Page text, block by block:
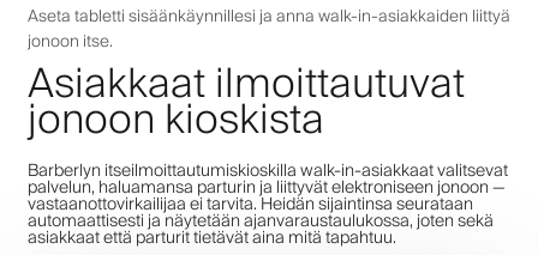
Aseta tabletti sisäänkäynnillesi ja anna walk-in-asiakkaiden liittyä
jonoon itse.
Asiakkaat ilmoittautuvat
jonoon kioskista
Barberlyn itseilmoittautumiskioskilla walk-in-asiakkaat valitsevat
palvelun, haluamansa parturin ja liittyvät elektroniseen jonoon —
vastaanottovirkailijaa ei tarvita. Heidän sijaintinsa seurataan
automaattisesti ja näytetään ajanvaraustaulukossa, joten sekä
asiakkaat että parturit tietävät aina mitä tapahtuu.